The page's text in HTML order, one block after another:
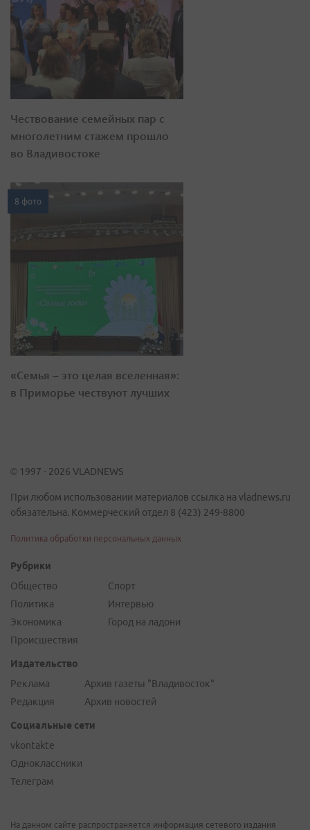
Чествование семейных пар с
многолетним стажем прошло
во Владивостоке
8 фото
«Семья – это целая вселенная»:
в Приморье чествуют лучших
© 1997 - 2026 VLADNEWS
При любом использовании материалов ссылка на vladnews.ru
обязательна. Коммерческий отдел 8 (423) 249-8800
Политика обработки персональных данных
Рубрики
Общество
Политика
Экономика
Происшествия
Спорт
Интервью
Город на ладони
Издательство
Реклама
Редакция
Архив газеты "Владивосток"
Архив новостей
Социальные сети
vkontakte
Одноклассники
Телеграм
На данном сайте распространяется информация сетевого издания